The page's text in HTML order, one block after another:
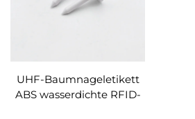
UHF-Baumnageletikett
ABS wasserdichte RFID-